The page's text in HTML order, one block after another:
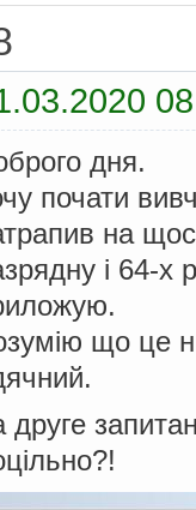
дня.
почати
на
і 64-х
що це
друге